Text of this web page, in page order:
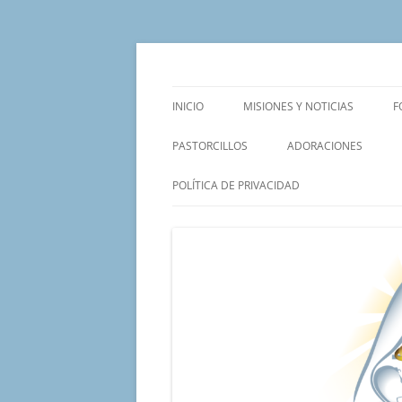
Saltar
INICIO MISIONES Y NOTICIAS
PASTORCILLOS ADORACIONES
POLÍTICA DE PRIVACIDAD